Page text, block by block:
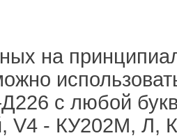
на
с любой
V4 - КУ202М, Л,